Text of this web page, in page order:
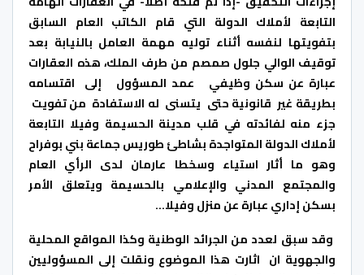
التابعة لأملاك الدولة التي قام الكاتب العام السابق
بتفويتها لنفسه أثناء توليه مهمة العامل بالنيابة بعد
توقيف الوالي جلول صمصم من طرف الملك، هذه العقارات
عبارة عن سكن وظيفي عمد المسؤول إلى اقتسامه
بطريقة غير قانونية حتى يتسنى له الاستفادة من تفويت
جزء منه لفائدته في قلب مدينة الحسيمة وفيلا التابعة
لأملاك الدولة المتواجدة بشاطئ طوريس جماعة بني بوفراح
وهو ما أثار استياء وسخطا عارمان لدى الرأي العام
والمجتمع المدني والإعلامي بالحسيمة ويتعلق الأمر
بسكن إداري عبارة عن منزل وفيلا…
وقد سبق لعدد من الجرائد الوطنية وكذا المواقع المحلية
والجهوية ان اثارت هذا الموضوع ونقلت إلى المسؤوليين